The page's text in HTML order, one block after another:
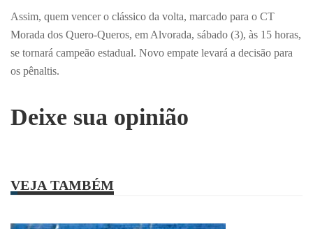
Assim, quem vencer o clássico da volta, marcado para o CT
Morada dos Quero-Queros, em Alvorada, sábado (3), às 15 horas,
se tornará campeão estadual. Novo empate levará a decisão para
os pênaltis.
Deixe sua opinião
VEJA TAMBÉM